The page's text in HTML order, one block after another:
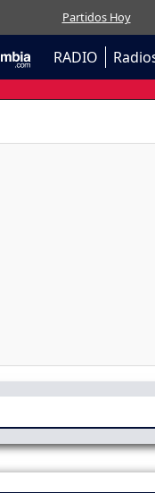
Partidos Hoy
RADIO